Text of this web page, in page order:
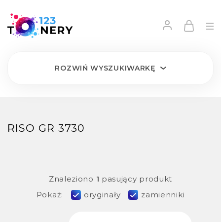
ROZWIŃ WYSZUKIWARKĘ
RISO GR 3730
Znaleziono 1 pasujący produkt
Pokaż:
oryginały zamienniki